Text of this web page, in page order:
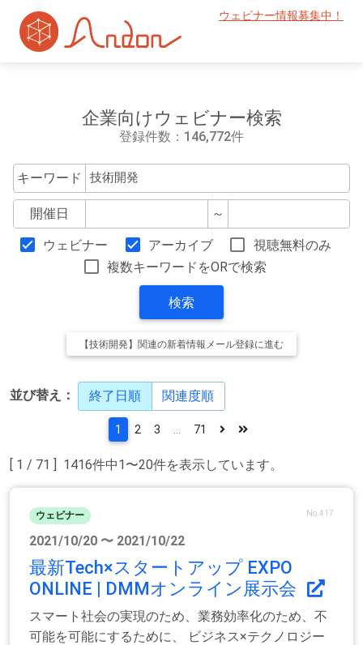
ウェビナー情報募集中！
企業向けウェビナー検索
登録件数：146,772件
キーワード
開催日 ～
ウェビナー アーカイブ
視聴無料のみ
複数キーワードをORで検索
検索
【技術開発】関連の新着情報メール登録に進む
並び替え： 終了日順 関連度順
[ 1 / 71 ] 1416件中1〜20件を表示しています。
1 2 3 71
ウェビナー No.417
2021/10/20 〜 2021/10/22
最新Tech×スタートアップ EXPO
ONLINE | DMMオンライン展示会
スマート社会の実現のため、業務効率化のため、不
可能を可能にするために、 ビジネス×テクノロジー